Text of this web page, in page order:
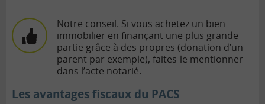
Notre conseil. Si vous achetez un bien
immobilier en finançant une plus grande
partie grâce à des propres (donation d’un
parent par exemple), faites-le mentionner
dans l’acte notarié.
Les avantages fiscaux du PACS